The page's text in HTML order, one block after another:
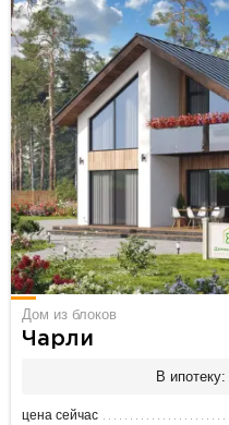
Дом из блоков
Чарли
В ипотеку:
цена сейчас